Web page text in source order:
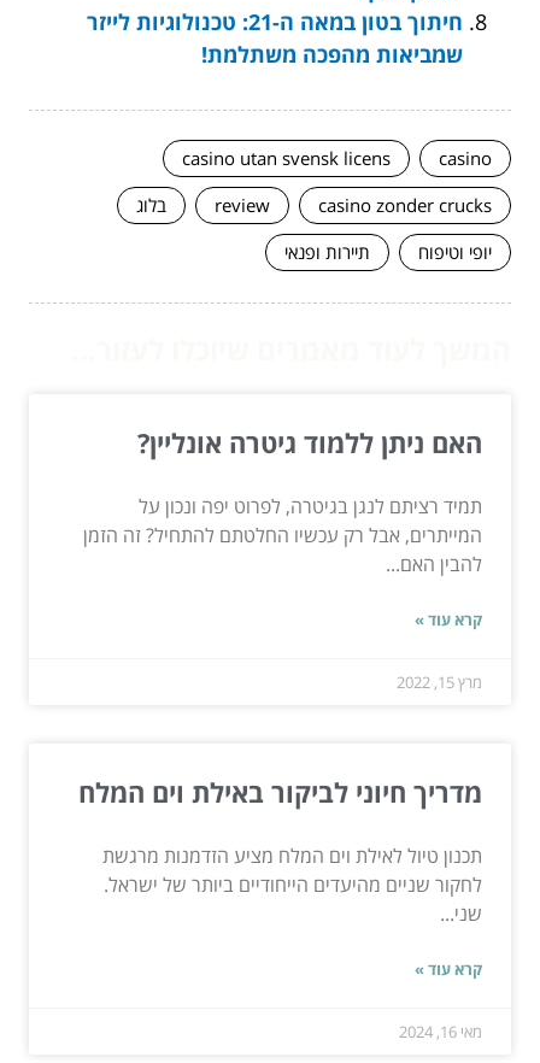
חיתוך בטון במאה ה-21: טכנולוגיות לייזר
שמביאות מהפכה משתלמת!
casino
casino utan svensk licens
casino zonder crucks
review
בלוג
יופי וטיפוח
תיירות ופנאי
האם ניתן ללמוד גיטרה אונליין?
תמיד רציתם לנגן בגיטרה, לפרוט יפה ונכון על
המייתרים, אבל רק עכשיו החלטתם להתחיל? זה הזמן
להבין האם...
קרא עוד »
מרץ 15, 2022
מדריך חיוני לביקור באילת וים המלח
תכנון טיול לאילת וים המלח מציע הזדמנות מרגשת
לחקור שניים מהיעדים הייחודיים ביותר של ישראל.
שני...
קרא עוד »
מאי 16, 2024